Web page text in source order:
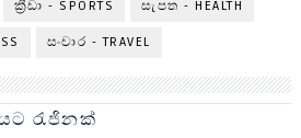
ක්‍රීඩා - SPORTS සැපත - HEALTH
සංචාර - TRAVEL
රැජිනක්